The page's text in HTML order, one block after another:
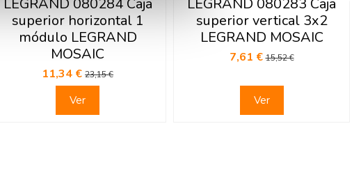
LEGRAND 080284 Caja
superior horizontal 1
módulo LEGRAND
MOSAIC
11,34 €23,15 €
Ver
LEGRAND 080283 Caja
superior vertical 3x2
LEGRAND MOSAIC
7,61 €15,52 €
Ver